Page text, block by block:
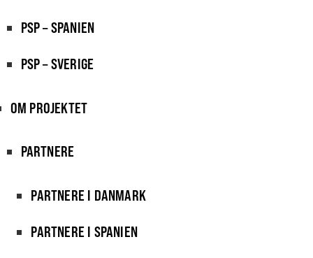
PSP – SPANIEN
PSP – SVERIGE
OM PROJEKTET
PARTNERE
PARTNERE I DANMARK
PARTNERE I SPANIEN